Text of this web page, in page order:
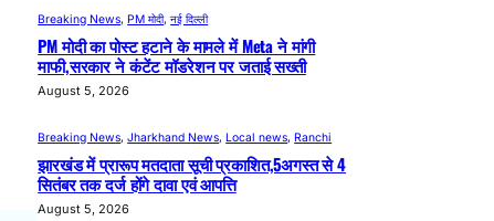
Breaking News, PM मोदी, नई दिल्ली
PM मोदी का पोस्ट हटाने के मामले में Meta ने मांगी
माफी,सरकार ने कंटेंट मॉडरेशन पर जताई सख्ती
August 5, 2026
Breaking News, Jharkhand News, Local news, Ranchi
झारखंड में प्रारूप मतदाता सूची प्रकाशित,5अगस्त से 4
सितंबर तक दर्ज होंगे दावा एवं आपत्ति
August 5, 2026